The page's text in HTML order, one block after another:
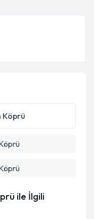
ile bilgilendireceğiz.
ilişkinAydınlatma
belirtilen
ediyorum.
Köprü
ile İlgili